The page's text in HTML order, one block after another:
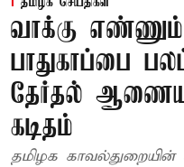
வாக்கு
பாதுகாப்பை
தேர்தல்
கடிதம்
தமிழக